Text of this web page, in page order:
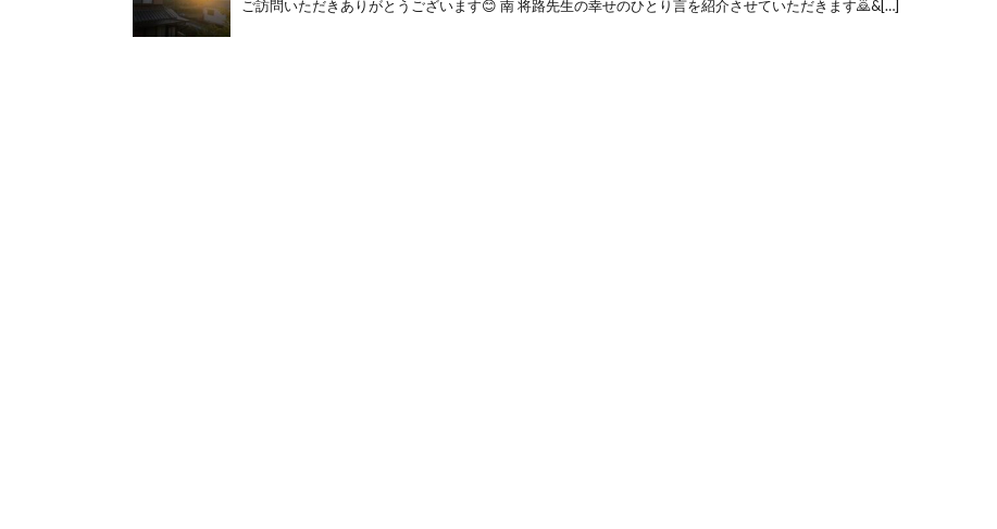
ご訪問いただきありがとうございます😊 南 将路先生の幸せのひとり言を紹介させていただきます🙇‍&[…]